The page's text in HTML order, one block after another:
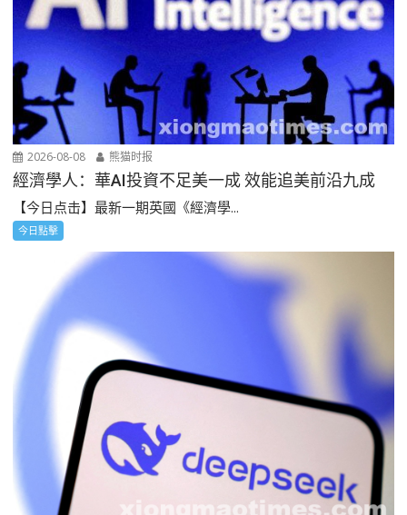
2026-08-08 熊猫时报
經濟學人：華AI投資不足美一成 效能追美前沿九成
【今日点击】最新一期英國《經濟學...
今日點擊